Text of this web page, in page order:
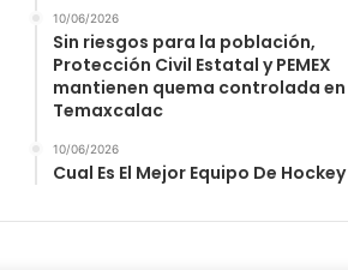
10/06/2026
Sin riesgos para la población,
Protección Civil Estatal y PEMEX
mantienen quema controlada en
Temaxcalac
10/06/2026
Cual Es El Mejor Equipo De Hockey